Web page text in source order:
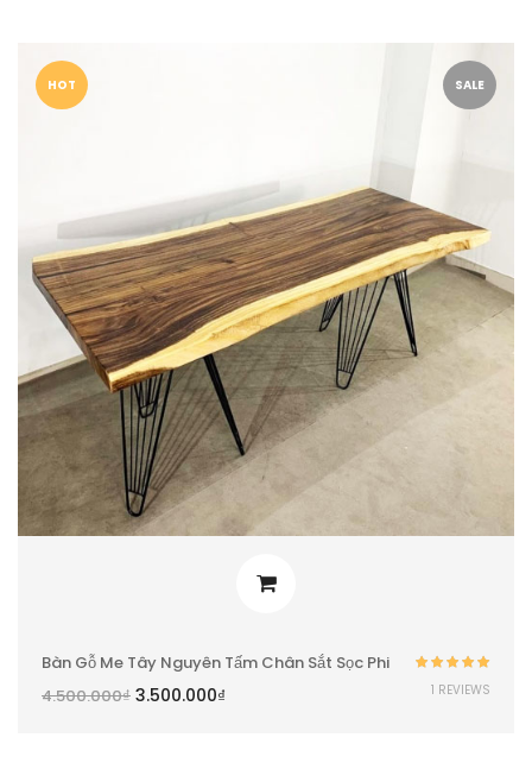
SALE
HOT
Bàn Gỗ Me Tây Nguyên Tấm Chân Sắt Sọc Phi
4.500.000₫ 3.500.000₫
Được xếp
hạng5.00 5
1 REVIEWS